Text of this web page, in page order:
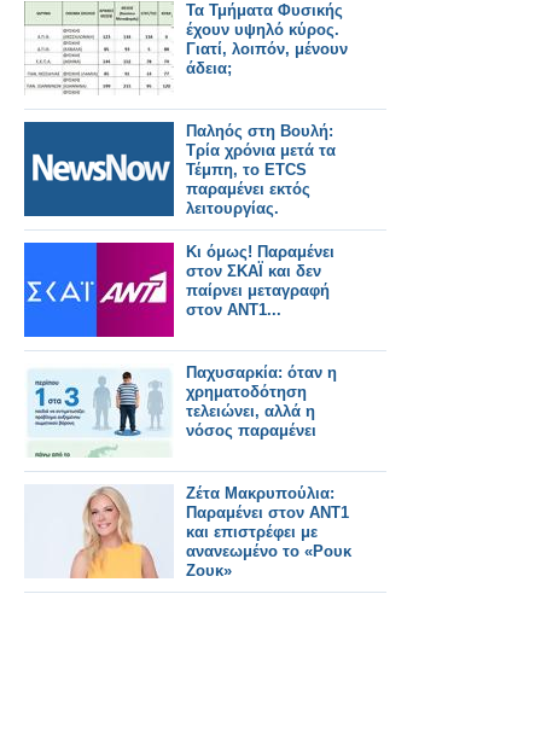
Τα Τμήματα Φυσικής
έχουν υψηλό κύρος.
Γιατί, λοιπόν, μένουν
άδεια;
Παληός στη Βουλή:
Τρία χρόνια μετά τα
Τέμπη, το ETCS
παραμένει εκτός
λειτουργίας.
Κι όμως! Παραμένει
στον ΣΚΑΪ και δεν
παίρνει μεταγραφή
στον ΑΝΤ1...
Παχυσαρκία: όταν η
χρηματοδότηση
τελειώνει, αλλά η
νόσος παραμένει
Ζέτα Μακρυπούλια:
Παραμένει στον ΑΝΤ1
και επιστρέφει με
ανανεωμένο το «Ρουκ
Ζουκ»